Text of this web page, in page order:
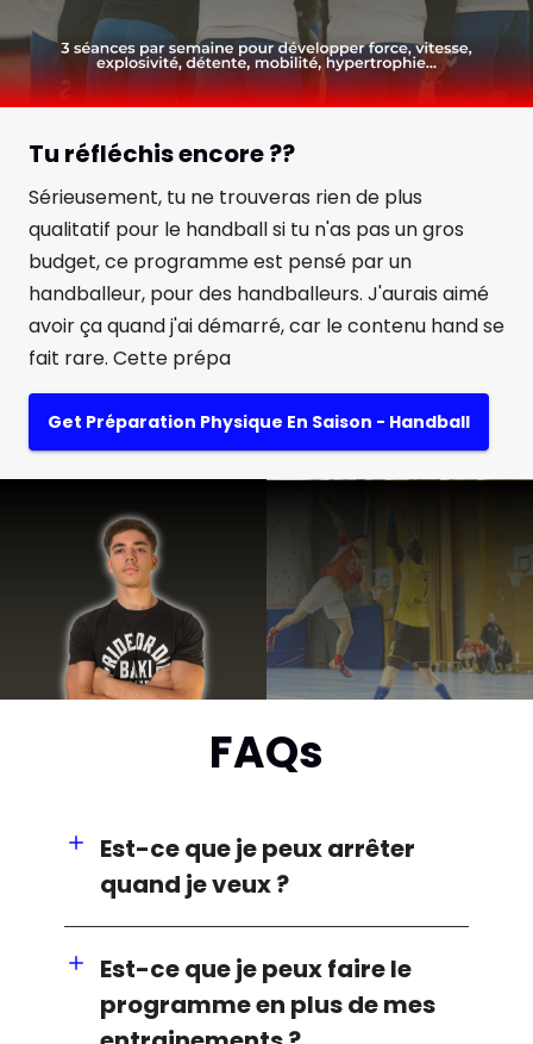
Tu réfléchis encore ??
Sérieusement, tu ne trouveras rien de plus
qualitatif pour le handball si tu n'as pas un gros
budget, ce programme est pensé par un
handballeur, pour des handballeurs. J'aurais aimé
avoir ça quand j'ai démarré, car le contenu hand se
fait rare. Cette prépa
Get Préparation Physique En Saison - Handball
FAQs
Est-ce que je peux arrêter
quand je veux ?
Est-ce que je peux faire le
programme en plus de mes